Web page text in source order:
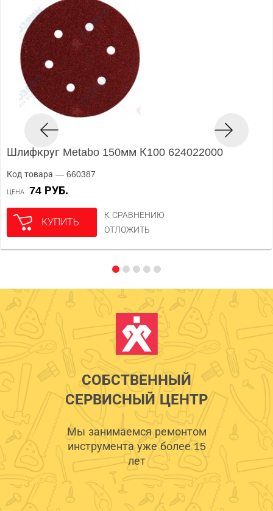
Шлифкруг Metabo 150мм К100 624022000
Код товара — 660387
ЦЕНА 74 РУБ.
КУПИТЬ
К СРАВНЕНИЮ
ОТЛОЖИТЬ
СОБСТВЕННЫЙ
СЕРВИСНЫЙ ЦЕНТР
Мы занимаемся ремонтом
инструмента уже более 15
лет